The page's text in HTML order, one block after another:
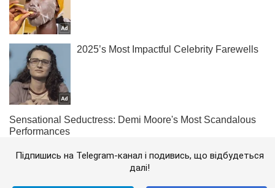
Підпишись на Telegram-канал і подивись, що відбудеться
далі!